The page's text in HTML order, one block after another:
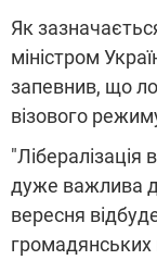
Як
міністром
запевнив, що
візового
дуже важлива
вересня
громадянських